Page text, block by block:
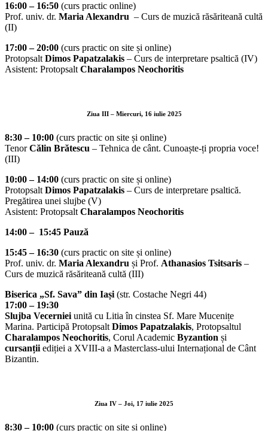
16:00 – 16:50 (curs practic online)
Prof. univ. dr. Maria Alexandru – Curs de muzică răsăriteană cultă
(II)
17:00 – 20:00 (curs practic on site și online)
ProtopsaltDimos Papatzalakis – Curs de interpretare psaltică (IV)
Asistent: ProtopsaltCharalampos Neochoritis
Ziua III – Miercuri, 16 iulie 2025
8:30 – 10:00 (curs practic on site și online)
TenorCălin Brătescu – Tehnica de cânt. Cunoaște-ți propria voce!
(III)
10:00 – 14:00 (curs practic on site și online)
Protopsalt Dimos Papatzalakis – Curs de interpretare psaltică.
Pregătirea unei slujbe (V)
Asistent: Protopsalt Charalampos Neochoritis
14:00 – 15:45 Pauză
15:45 – 16:30 (curs practic on site și online)
Prof. univ. dr. Maria Alexandru și Prof. Athanasios Tsitsaris –
Curs de muzică răsăriteană cultă (III)
Biserica „Sf. Sava” din Iași (str. Costache Negri 44)
17:00 – 19:30
Slujba Vecerniei unită cu Litia în cinstea Sf. Mare Mucenițe
Marina. Participă Protopsalt Dimos Papatzalakis, Protopsaltul
Charalampos Neochoritis, Corul Academic Byzantion și
cursanții ediției a XVIII-a a Masterclass-ului Internațional de Cânt
Bizantin.
Ziua IV – Joi, 17 iulie 2025
8:30 – 10:00 (curs practic on site și online)